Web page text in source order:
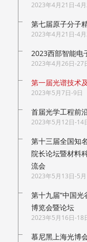
2023年4月21日-4
第七届原子分子
2023年4月21日-4
2023西部智能电
2023年4月26日-27
第一届光谱技术
2023年5月7日-9日
首届光学工程前
2023年5月12日-14
第十三届全国知
院长论坛暨材料
流会
2023年5月13日-5
第十九届“中国光
博览会暨论坛
2023年5月16日-18
慕尼黑上海光博